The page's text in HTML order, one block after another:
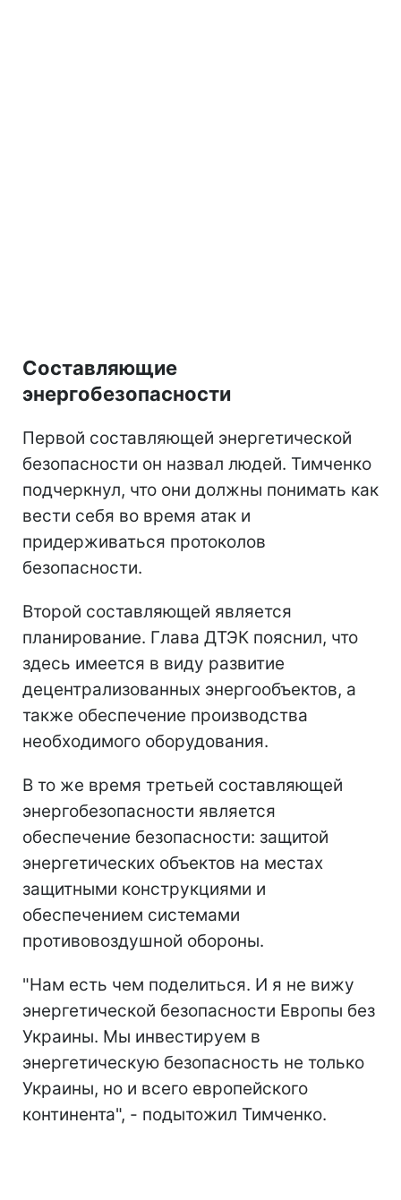
Составляющие
энергобезопасности
Первой составляющей энергетической
безопасности он назвал людей. Тимченко
подчеркнул, что они должны понимать как
вести себя во время атак и
придерживаться протоколов
безопасности.
Второй составляющей является
планирование. Глава ДТЭК пояснил, что
здесь имеется в виду развитие
децентрализованных энергообъектов, а
также обеспечение производства
необходимого оборудования.
В то же время третьей составляющей
энергобезопасности является
обеспечение безопасности: защитой
энергетических объектов на местах
защитными конструкциями и
обеспечением системами
противовоздушной обороны.
"Нам есть чем поделиться. И я не вижу
энергетической безопасности Европы без
Украины. Мы инвестируем в
энергетическую безопасность не только
Украины, но и всего европейского
континента", - подытожил Тимченко.